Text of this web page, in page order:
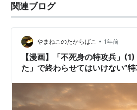
関連ブログ
やまねこのたからばこ • 1年前
【漫画】「不死身の特攻兵」
た」で終わらせてはいけない”特